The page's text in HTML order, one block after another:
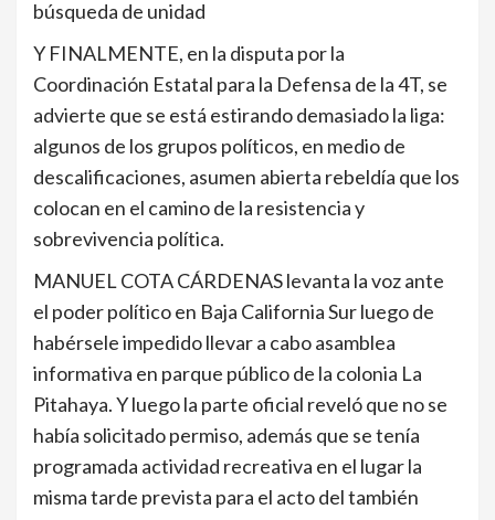
búsqueda de unidad
Y FINALMENTE, en la disputa por la
Coordinación Estatal para la Defensa de la 4T, se
advierte que se está estirando demasiado la liga:
algunos de los grupos políticos, en medio de
descalificaciones, asumen abierta rebeldía que los
colocan en el camino de la resistencia y
sobrevivencia política.
MANUEL COTA CÁRDENAS levanta la voz ante
el poder político en Baja California Sur luego de
habérsele impedido llevar a cabo asamblea
informativa en parque público de la colonia La
Pitahaya. Y luego la parte oficial reveló que no se
había solicitado permiso, además que se tenía
programada actividad recreativa en el lugar la
misma tarde prevista para el acto del también